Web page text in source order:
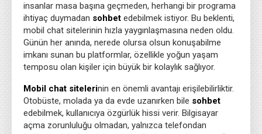
insanlar masa başına geçmeden, herhangi bir programa
ihtiyaç duymadan sohbet edebilmek istiyor. Bu beklenti,
mobil chat sitelerinin hızla yaygınlaşmasına neden oldu.
Günün her anında, nerede olursa olsun konuşabilme
imkanı sunan bu platformlar, özellikle yoğun yaşam
temposu olan kişiler için büyük bir kolaylık sağlıyor.
Mobil chat sitelerinin en önemli avantajı erişilebilirliktir.
Otobüste, molada ya da evde uzanırken bile sohbet
edebilmek, kullanıcıya özgürlük hissi verir. Bilgisayar
açma zorunluluğu olmadan, yalnızca telefondan